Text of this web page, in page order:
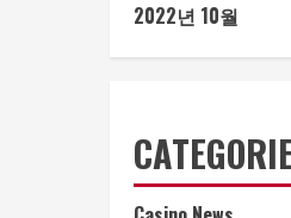
2022년 10월